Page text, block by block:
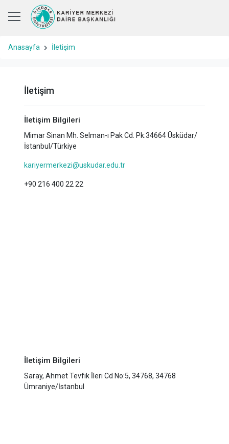
Anasayfa İletişim
İletişim
İletişim Bilgileri
Mimar Sinan Mh. Selman-ı Pak Cd. Pk:34664 Üsküdar/
İstanbul/Türkiye
kariyermerkezi@uskudar.edu.tr
+90 216 400 22 22
İletişim Bilgileri
Saray, Ahmet Tevfik İleri Cd No:5, 34768, 34768
Ümraniye/İstanbul